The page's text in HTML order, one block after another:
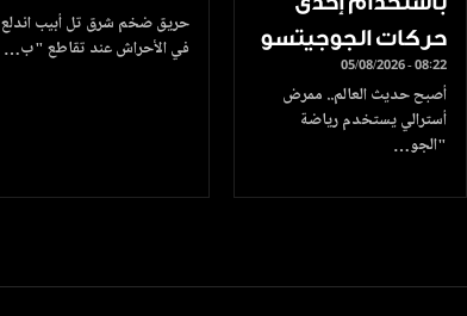
حركات الجوجيتسو
05/08/2026 - 08:22
أصبح حديث العالم.. ممرض
أسترالي يستخدم رياضة
"الجو…
حريق ضخم شرق تل أبيب اندلع
في الأحراش عند تقاطع "ب…